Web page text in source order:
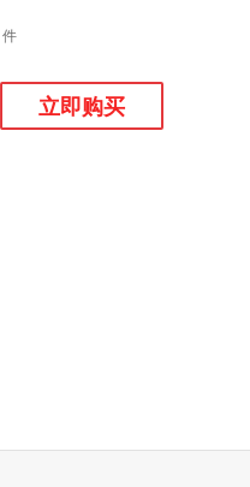
件
立即购买